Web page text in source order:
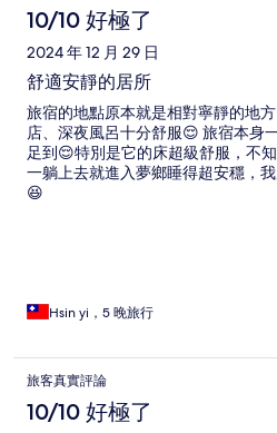
10/10 好極了
2024 年 12 月 29 日
舒適安靜的居所
旅宿的地點原本就是相對寧靜的地
店、深夜風呂十分舒服😌 旅宿本身
足到😌特別是它的床超級舒服，不
一躺上去就進入夢鄉睡得超安穩，
😆
Hsin yi，5 晚旅行
旅客真實評論
10/10 好極了